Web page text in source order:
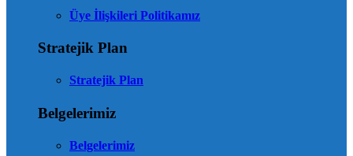
Üye İlişkileri Politikamız
Stratejik Plan
Stratejik Plan
Belgelerimiz
Belgelerimiz